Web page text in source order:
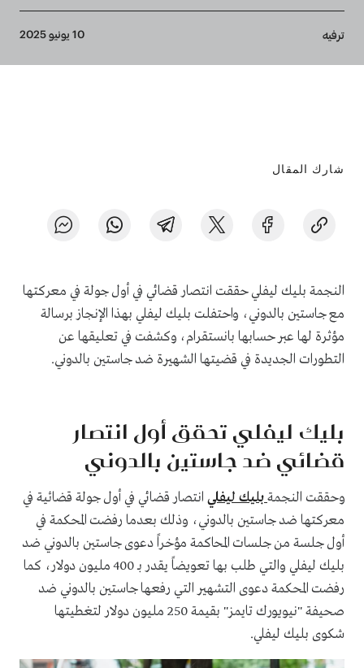
Breadcrumb
ترفيه 10 يونيو 2025
شارك المقال
النجمة بليك ليفلي حققت انتصار قضائي في أول جولة في معركتها
مع جاستين بالدوني، واحتفلت بليك ليفلي بهذا الإنجاز برسالة
مؤثرة لها عبر حسابها بانستقرام، وكشفت في تعليقها عن
التطورات الجديدة في قضيتها الشهيرة ضد جاستين بالدوني.
بليك ليفلي تحقق أول انتصار
قضائي ضد جاستين بالدوني
وحققت النجمةبليك ليفلي انتصار قضائي في أول جولة قضائية في
معركتها ضد جاستين بالدوني، وذلك بعدما رفضت المحكمة في
أول جلسة من جلسات المحاكمة مؤخراً دعوى جاستين بالدوني ضد
بليك ليفلي والتي طلب بها تعويضاً يقدر بـ 400 مليون دولار، كما
رفضت المحكمة دعوى التشهير التي رفعها جاستين بالدوني ضد
صحيفة "نيويورك تايمز" بقيمة 250 مليون دولار لتغطيتها
شكوى بليك ليفلي.